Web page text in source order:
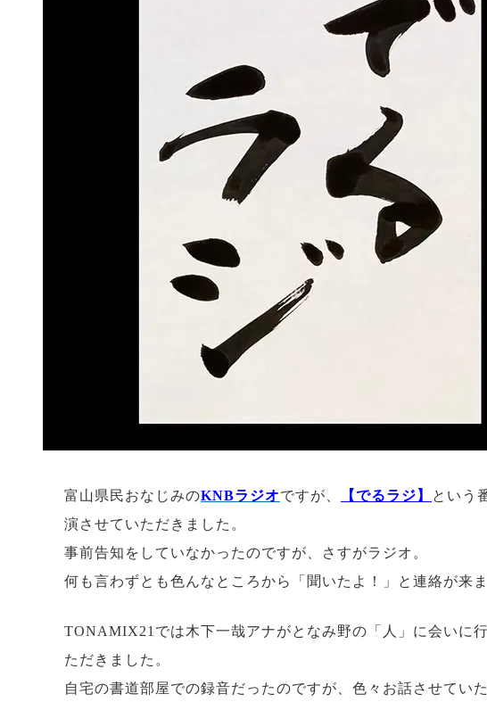
富山県民おなじみのKNBラジオですが、 【でるラジ】
という
演させていただきました。
事前告知をしていなかったのですが、さすがラジオ。
何も言わずとも色んなところから「聞いたよ！」と連絡が来ま
TONAMIX21では木下一哉アナがとなみ野の「人」に会いに
ただきました。
自宅の書道部屋での録音だったのですが、色々お話させてい